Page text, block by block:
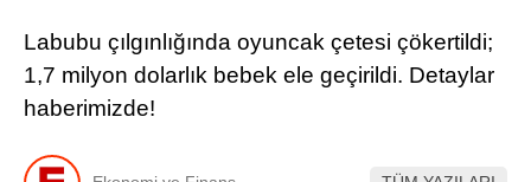
KRIPTO
SEKTÖRLER
OTOMOBIL
Labubu çılgınlığında oyuncak çetesi çökertildi;
1,7 milyon dolarlık bebek ele geçirildi. Detaylar
haberimizde!